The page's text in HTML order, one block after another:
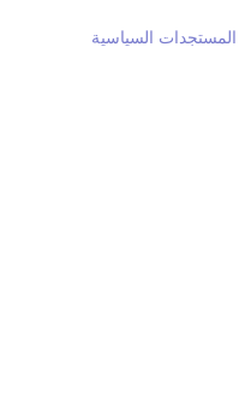
المستجدات السياسية